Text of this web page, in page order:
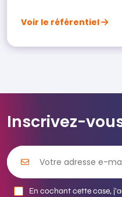
Voir le référentiel
Inscrivez-
En cochant cette case,